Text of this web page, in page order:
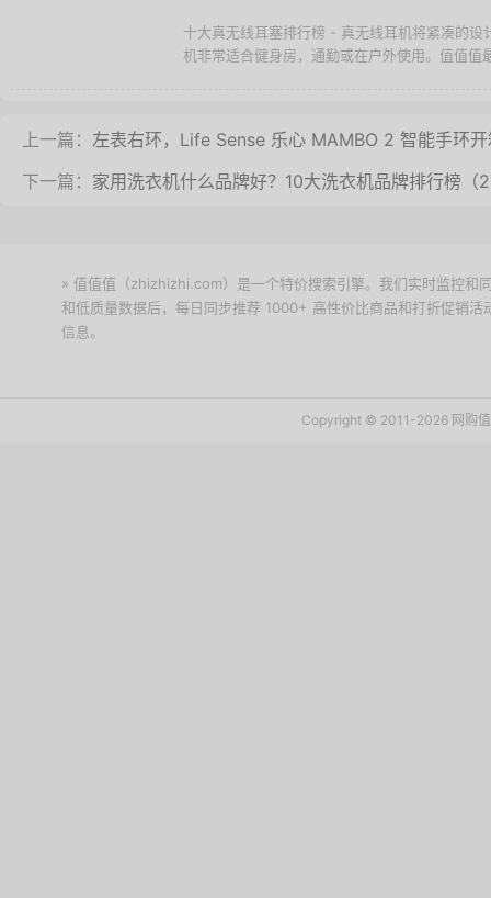
十大真无线耳塞排行榜 - 真无线耳机将紧凑的
机非常适合健身房，通勤或在户外使用。值值值
上一篇： 左表右环，Life Sense 乐心 MAMBO 2 智能手环
下一篇： 家用洗衣机什么品牌好？10大洗衣机品牌排行榜（
» 值值值（zhizhizhi.com）是一个特价搜索引擎。我们实时监控和
和低质量数据后，每日同步推荐 1000+ 高性价比商品和打折促销
信息。
Copyright © 2011-2026 网购